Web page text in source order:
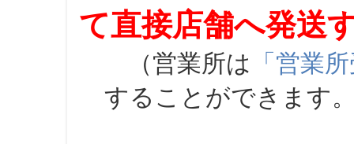
て直接店舗へ発送
（営業所は 「営業
することができます